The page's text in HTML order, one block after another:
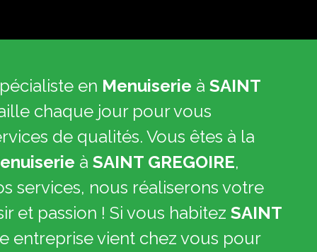
en Menuiserie à SAINT
chaque jour pour vous
de qualités. Vous êtes à la
à SAINT GREGOIRE,
services, nous réaliserons votre
et passion ! Si vous habitez SAINT
entreprise vient chez vous pour